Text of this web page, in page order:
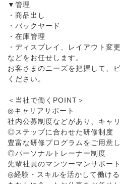
▼管理
・商品出し
・バックヤード
・在庫管理
・ディスプレイ、レイアウト変更
などをお任せします。
お客さまのニーズを把握して、
ください。
＜当社で働くPOINT＞
◎キャリアサポート
社内公募制度などがあり、キャ
◎ステップに合わせた研修制度
豊富な研修プログラムをご用意
◎パーソナルトレーナー制度
先輩社員のマンツーマンサポー
◎経験・スキルを活かして働ける